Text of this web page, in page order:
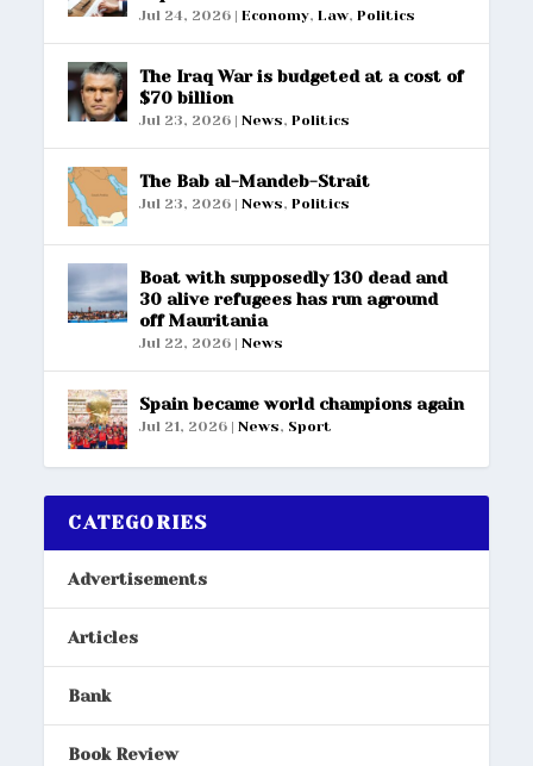
Jul 24, 2026 |Economy,Law,Politics
The Iraq War is budgeted at a cost of
$70 billion
Jul 23, 2026 |News,Politics
The Bab al-Mandeb-Strait
Jul 23, 2026 |News,Politics
Boat with supposedly 130 dead and
30 alive refugees has run aground
off Mauritania
Jul 22, 2026 |News
Spain became world champions again
Jul 21, 2026 |News, Sport
CATEGORIES
Advertisements
Articles
Bank
Book Review